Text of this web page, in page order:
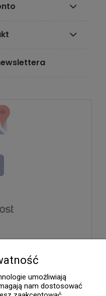
umożliwiają
nam dostosować